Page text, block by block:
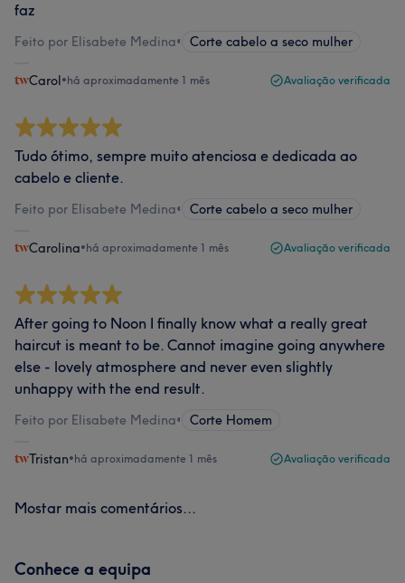
faz
Feito por Elisabete Medina• Corte cabelo a seco mulher
Carol•há aproximadamente 1 mês Avaliação verificada
Tudo ótimo, sempre muito atenciosa e dedicada ao
cabelo e cliente.
Feito por Elisabete Medina• Corte cabelo a seco mulher
Carolina•há aproximadamente 1 mês Avaliação verificada
After going to Noon I finally know what a really great
haircut is meant to be. Cannot imagine going anywhere
else - lovely atmosphere and never even slightly
unhappy with the end result.
Feito por Elisabete Medina• Corte Homem
Tristan•há aproximadamente 1 mês Avaliação verificada
Mostar mais comentários...
Conhece a equipa